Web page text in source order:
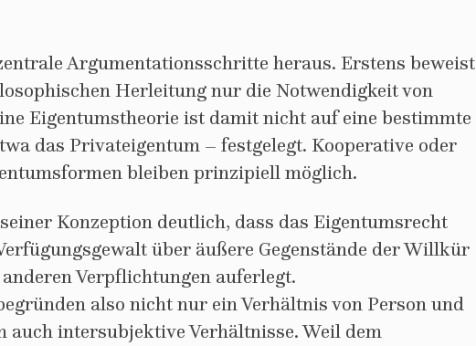
Argumentationsschritte heraus. Erstens beweist
Herleitung nur die Notwendigkeit von
Eigentumstheorie ist damit nicht auf eine bestimmte
das Privateigentum – festgelegt. Kooperative oder
bleiben prinzipiell möglich.
Konzeption deutlich, dass das Eigentumsrecht
über äußere Gegenstände der Willkür
Verpflichtungen auferlegt.
also nicht nur ein Verhältnis von Person und
auch intersubjektive Verhältnisse. Weil dem